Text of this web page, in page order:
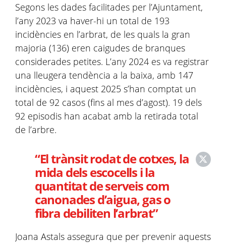
Segons les dades facilitades per l’Ajuntament,
l’any 2023 va haver-hi un total de 193
incidències en l’arbrat, de les quals la gran
majoria (136) eren caigudes de branques
considerades petites. L’any 2024 es va registrar
una lleugera tendència a la baixa, amb 147
incidències, i aquest 2025 s’han comptat un
total de 92 casos (fins al mes d’agost). 19 dels
92 episodis han acabat amb la retirada total
de l’arbre.
“El trànsit rodat de cotxes, la
mida dels escocells i la
quantitat de serveis com
canonades d’aigua, gas o
fibra debiliten l’arbrat”
Joana Astals assegura que per prevenir aquests